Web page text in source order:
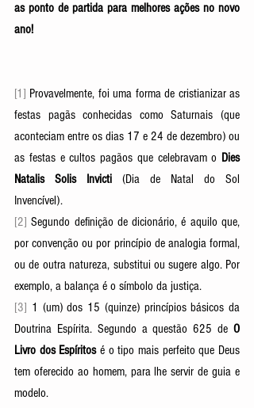
as ponto de partida para melhores ações no novo
ano!
[1] Provavelmente, foi uma forma de cristianizar as
festas pagãs conhecidas como Saturnais (que
aconteciam entre os dias 17 e 24 de dezembro) ou
as festas e cultos pagãos que celebravam o Dies
Natalis Solis Invicti (Dia de Natal do Sol
Invencível).
[2] Segundo definição de dicionário, é aquilo que,
por convenção ou por princípio de analogia formal,
ou de outra natureza, substitui ou sugere algo. Por
exemplo, a balança é o símbolo da justiça.
[3] 1 (um) dos 15 (quinze) princípios básicos da
Doutrina Espírita. Segundo a questão 625 de O
Livro dos Espíritos é o tipo mais perfeito que Deus
tem oferecido ao homem, para lhe servir de guia e
modelo.